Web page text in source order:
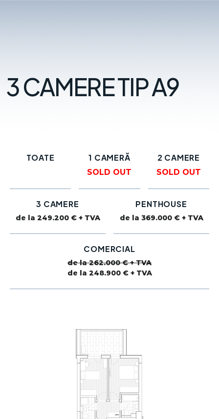
3 CAMERE TIP A9
TOATE 1 CAMERĂ
SOLD OUT
2 CAMERE
SOLD OUT
3 CAMERE
de la 249.200 € + TVA
PENTHOUSE
de la 369.000 € + TVA
COMERCIAL
de la 262.000 € + TVA
de la 248.900 € + TVA